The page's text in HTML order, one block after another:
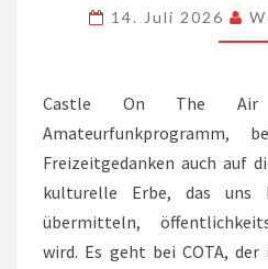
IN
14. Juli 2026
Castle On The
Amateurfunkprogramm,
Freizeitgedanken auch auf
kulturelle Erbe, das uns
übermitteln,
wird. Es geht bei COTA,